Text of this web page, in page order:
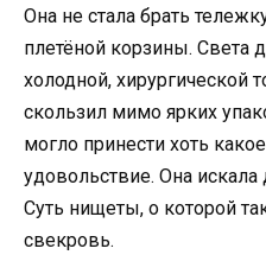
Она не стала брать
плетёной корзины. Света
холодной, хирургической
скользил мимо ярких
могло принести хоть
удовольствие. Она искала
Суть нищеты, о которой
свекровь.